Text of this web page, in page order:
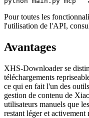
Pour toutes les
l'utilisation de l'API,
Avantages
XHS-Downloader se
téléchargements
ce qui en fait l'un des
gestion de contenu de
utilisateurs manuels que
restant léger et activement